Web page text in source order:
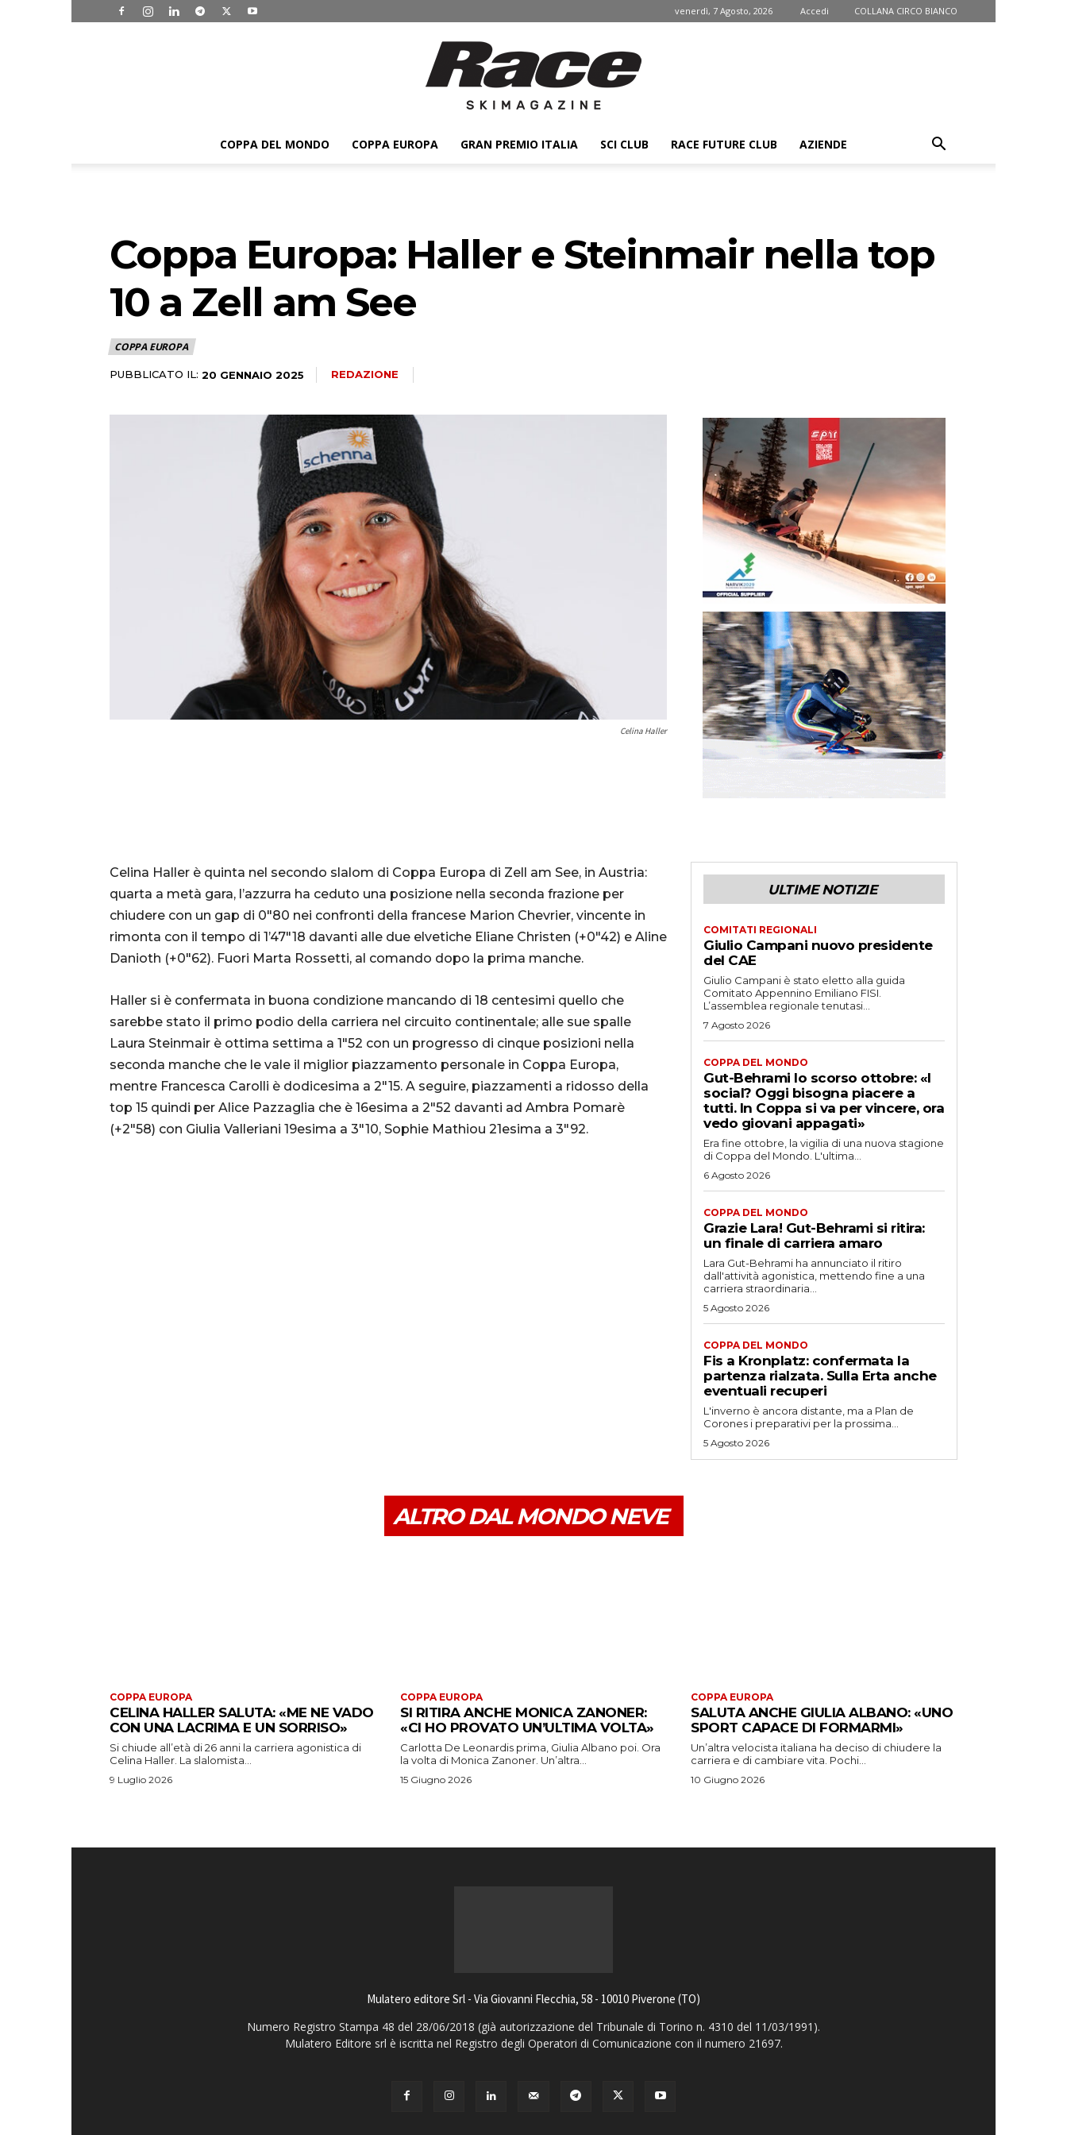
venerdì, 7 Agosto, 2026 Accedi COLLANA CIRCO BIANCO
ski
COPPA DEL MONDO COPPA EUROPA GRAN PREMIO ITALIA SCI CLUB RACE FUTURE CLUB AZIENDE
Coppa Europa: Haller e Steinmair nella top
10 a Zell am See
COPPA EUROPA
PUBBLICATO IL: 20 GENNAIO 2025 REDAZIONE
Celina Haller
Celina Haller è quinta nel secondo slalom di Coppa Europa di Zell am See, in Austria:
quarta a metà gara, l’azzurra ha ceduto una posizione nella seconda frazione per
chiudere con un gap di 0″80 nei confronti della francese Marion Chevrier, vincente in
rimonta con il tempo di 1’47″18 davanti alle due elvetiche Eliane Christen (+0″42) e Aline
Danioth (+0″62). Fuori Marta Rossetti, al comando dopo la prima manche.
Haller si è confermata in buona condizione mancando di 18 centesimi quello che
sarebbe stato il primo podio della carriera nel circuito continentale; alle sue spalle
Laura Steinmair è ottima settima a 1″52 con un progresso di cinque posizioni nella
seconda manche che le vale il miglior piazzamento personale in Coppa Europa,
mentre Francesca Carolli è dodicesima a 2″15. A seguire, piazzamenti a ridosso della
top 15 quindi per Alice Pazzaglia che è 16esima a 2″52 davanti ad Ambra Pomarè
(+2″58) con Giulia Valleriani 19esima a 3″10, Sophie Mathiou 21esima a 3″92.
ULTIME NOTIZIE
COMITATI REGIONALI
Giulio Campani nuovo presidente
del CAE
Giulio Campani è stato eletto alla guida
Comitato Appennino Emiliano FISI.
L’assemblea regionale tenutasi...
7 Agosto 2026
COPPA DEL MONDO
Gut-Behrami lo scorso ottobre: «I
social? Oggi bisogna piacere a
tutti. In Coppa si va per vincere, ora
vedo giovani appagati»
Era fine ottobre, la vigilia di una nuova stagione
di Coppa del Mondo. L'ultima...
6 Agosto 2026
COPPA DEL MONDO
Grazie Lara! Gut-Behrami si ritira:
un finale di carriera amaro
Lara Gut-Behrami ha annunciato il ritiro
dall'attività agonistica, mettendo fine a una
carriera straordinaria...
5 Agosto 2026
COPPA DEL MONDO
Fis a Kronplatz: confermata la
partenza rialzata. Sulla Erta anche
eventuali recuperi
L'inverno è ancora distante, ma a Plan de
Corones i preparativi per la prossima...
5 Agosto 2026
ALTRO DAL MONDO NEVE
COPPA EUROPA
CELINA HALLER SALUTA: «ME NE VADO
CON UNA LACRIMA E UN SORRISO»
Si chiude all’età di 26 anni la carriera agonistica di
Celina Haller. La slalomista...
9 Luglio 2026
COPPA EUROPA
SI RITIRA ANCHE MONICA ZANONER:
«CI HO PROVATO UN’ULTIMA VOLTA»
Carlotta De Leonardis prima, Giulia Albano poi. Ora
la volta di Monica Zanoner. Un’altra...
15 Giugno 2026
COPPA EUROPA
SALUTA ANCHE GIULIA ALBANO: «UNO
SPORT CAPACE DI FORMARMI»
Un’altra velocista italiana ha deciso di chiudere la
carriera e di cambiare vita. Pochi...
10 Giugno 2026
Mulatero editore Srl - Via Giovanni Flecchia, 58 - 10010 Piverone (TO)
Numero Registro Stampa 48 del 28/06/2018 (già autorizzazione del Tribunale di Torino n. 4310 del 11/03/1991).
Mulatero Editore srl è iscritta nel Registro degli Operatori di Comunicazione con il numero 21697.